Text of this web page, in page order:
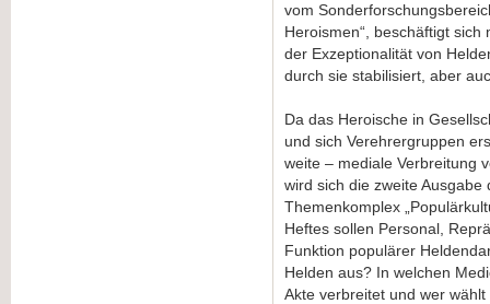
vom
Heroismen“, beschäftigt
der Exzeptionalität von
durch sie stabilisiert, aber
Da das Heroische in
und sich Verehrergruppen
weite – mediale Verbreitung
wird sich die zweite
Themenkomplex
Heftes sollen Personal,
Funktion populärer
Helden aus? In welchen
Akte verbreitet und wer